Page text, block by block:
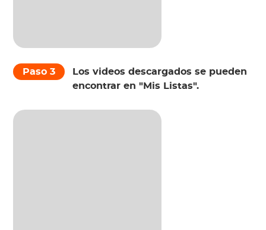
Paso 3
Los videos descargados se pueden
encontrar en "Mis Listas".